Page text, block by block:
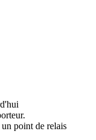
point de relais